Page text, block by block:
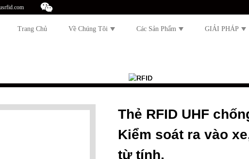
Trang Chủ Về Chúng Tôi Các Sản Phẩm GIẢI PHÁP
Thẻ RFID UHF
Kiểm soát ra vào
từ tính.